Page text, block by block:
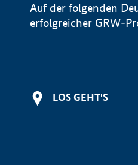
Auf der folgenden
erfolgreicher GRW-
LOS GEHT'S